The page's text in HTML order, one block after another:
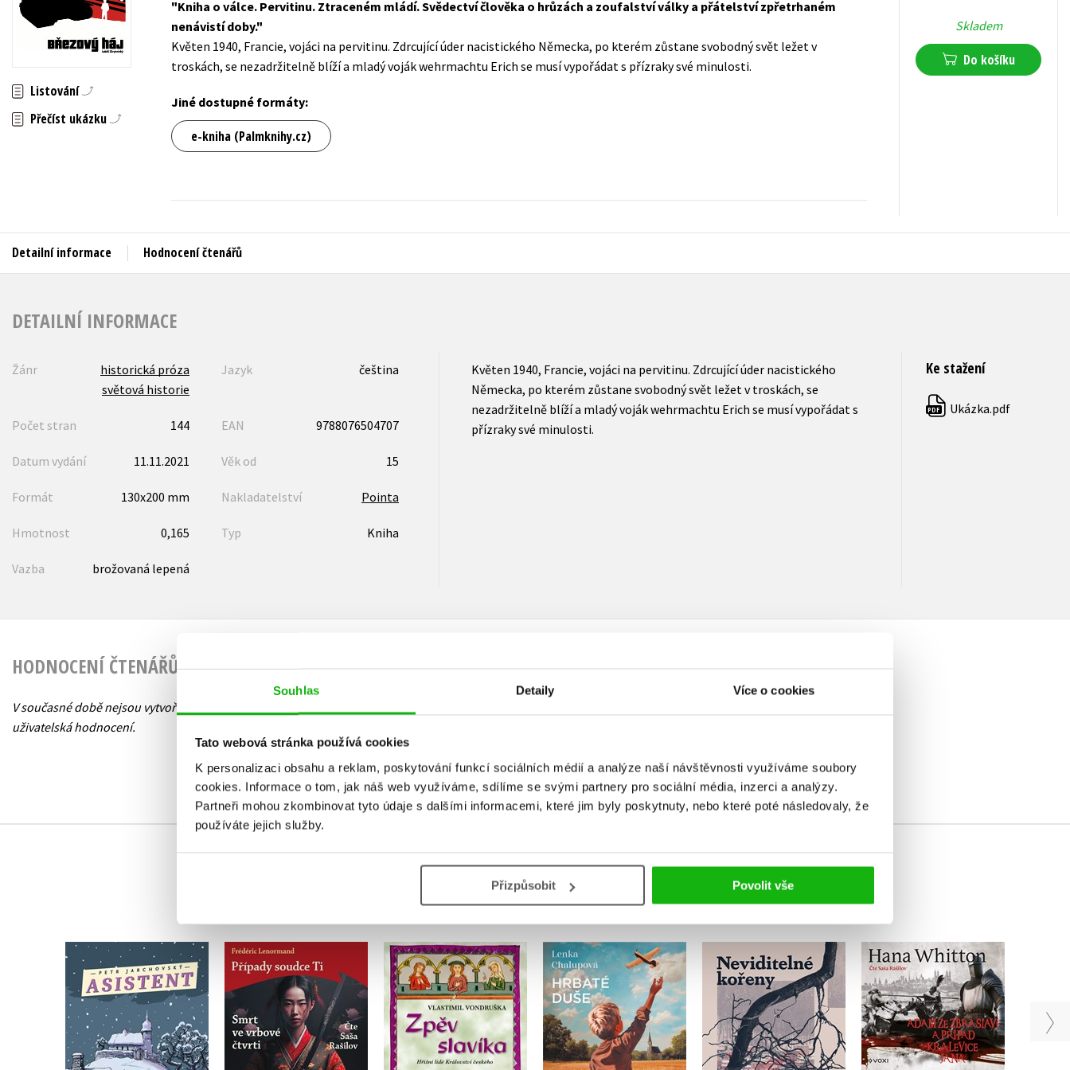
Souhlas Detaily Více o cookies
Tato webová stránka používá cookies
K personalizaci obsahu a reklam, poskytování funkcí sociálních médií a analýze naší návštěvnosti využíváme soubory
cookies. Informace o tom, jak náš web využíváme, sdílíme se svými partnery pro sociální média, inzerci a analýzy.
Partneři mohou zkombinovat tyto údaje s dalšími informacemi, které jim byly poskytnuty, nebo které poté následovaly, že
používáte jejich služby.
Přizpůsobit Povolit vše
Auto - moto
Beletrie pro děti
Byznys a ekonomie
Jazyky
Kalendáře
Komiks
Populárně - naučná pro dospělé
Předškoláci
Zahraniční literatura
Listování
Přečíst ukázku
Kniha o válce. Pervitinu. Ztraceném mládí. Svědectví člověka o hrůzách a zoufalství války a přátelství zpřetrhaném
nenávistí doby.
Květen 1940, Francie, vojáci na pervitinu. Zdrcující úder nacistického Německa, po kterém zůstane svobodný svět ležet v
troskách, se nezadržitelně blíží a mladý voják wehrmachtu Erich se musí vypořádat s přízraky své minulosti.
Jiné dostupné formáty:
e-kniha (Palmknihy.cz)
Skladem
Do košíku
Detailní informace Hodnocení čtenářů
DETAILNÍ INFORMACE
Žánr
historická próza
světová historie
Jazyk čeština
Počet stran 144 EAN 9788076504707
Datum vydání 11.11.2021 Věk od 15
Formát 130x200 mm Nakladatelství Pointa
Hmotnost 0,165 Typ Kniha
Vazba brožovaná lepená
Květen 1940, Francie, vojáci na pervitinu. Zdrcující úder nacistického
Německa, po kterém zůstane svobodný svět ležet v troskách, se
nezadržitelně blíží a mladý voják wehrmachtu Erich se musí vypořádat s
přízraky své minulosti.
Ke stažení
PDF Ukázka.pdf
HODNOCENÍ ČTENÁŘŮ
V současné době nejsou vytvořena žádná
uživatelská hodnocení.
Vaše hodnocení
Uživatelskou recenzi mohou vkládat pouze registrovaní uživatelé
Přihlásit
MOHLO BY VÁS TAKÉ ZAJÍMAT
Asistent
Petr Jarchovský
Případy soudce Ti:
Smrt ve vrbové čtvrti
(audiokniha na CD)
Frédéric Lenormand
Zpěv slavíka
Vlastimil Vondruška
Hrbaté duše
(audiokniha na CD)
Lenka Chalupová
Neviditelné kořeny
Hynek Čapka
Adam ze Zbraslavi a
případ kralevice Jana
(audiokniha na CD)
Hana Whitton